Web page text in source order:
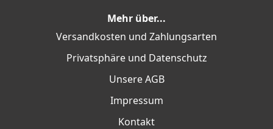
Mehr über...
Versandkosten und Zahlungsarten
Privatsphäre und Datenschutz
Unsere AGB
Impressum
Kontakt